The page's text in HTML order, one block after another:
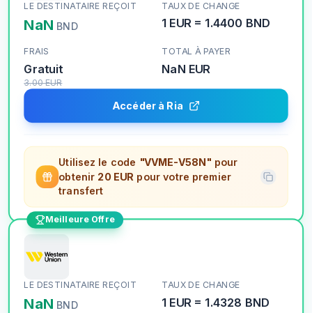
LE DESTINATAIRE REÇOIT
NaN BND
TAUX DE CHANGE
1 EUR= 1.4400 BND
FRAIS
Gratuit
3.00 EUR
TOTAL À PAYER
NaN EUR
Accéder à Ria
Utilisez le code "VVME-V58N" pour
obtenir 20 EUR pour votre premier
transfert
Meilleure Offre
LE DESTINATAIRE REÇOIT
NaN BND
TAUX DE CHANGE
1 EUR= 1.4328 BND